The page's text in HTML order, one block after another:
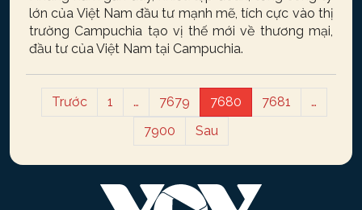
lớn của Việt Nam đầu tư mạnh mẽ, tích cực vào thị
trường Campuchia tạo vị thế mới về thương mại,
đầu tư của Việt Nam tại Campuchia.
Trước 1 … 7679 7680 7681
…
7900
Sau